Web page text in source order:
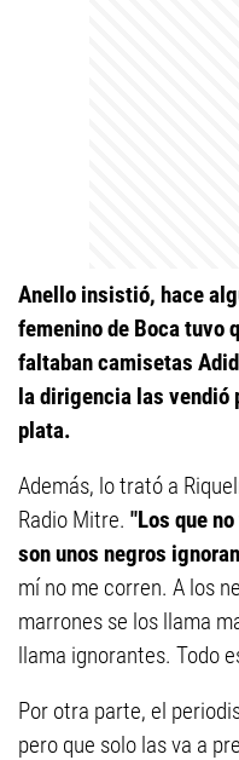
Anello insistió, hace
femenino de Boca tuvo
faltaban camisetas
la dirigencia las vendió
plata.
Además, lo trató a
Radio Mitre. "Los que
son unos negros
mí no me corren. A los
marrones se los llama
llama ignorantes. Todo
Por otra parte, el
pero que solo las va a